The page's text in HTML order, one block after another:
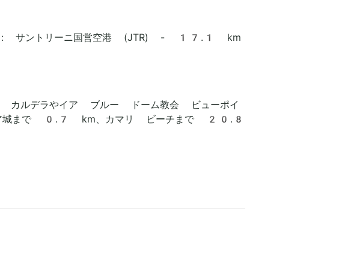
港 : サントリーニ国営空港 (JTR) - 17.1 km
ルデラやイア ブルー ドーム教会 ビューポイ
イア城まで 0.7 km、カマリ ビーチまで 20.8